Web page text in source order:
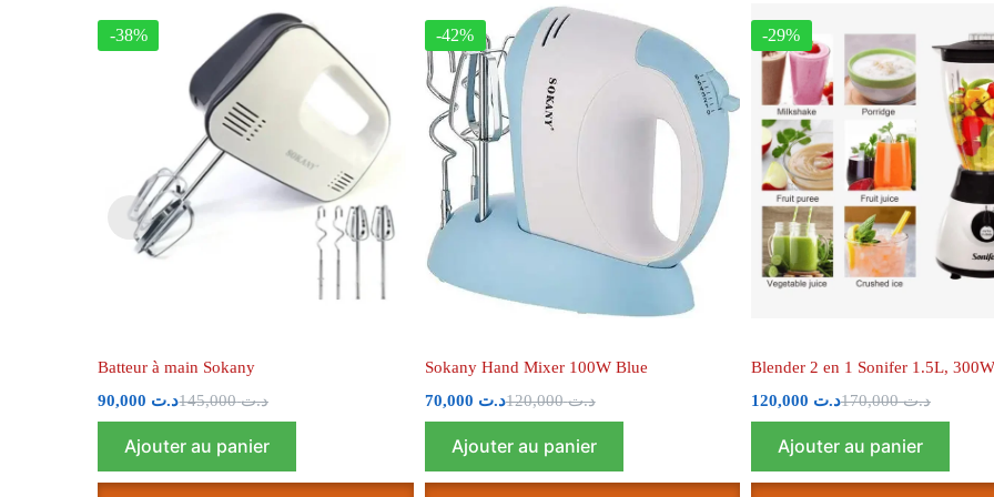
-38%
Batteur à main Sokany
د.ت145,000 د.ت
Ajouter au panier
-42%
Sokany Hand Mixer 100W Blue
د.ت120,000 د.ت
Ajouter au panier
-29%
Blender 2 en 1 Sonifer 1.5L, 300W
د.ت170,000 د.ت
Ajouter au panier